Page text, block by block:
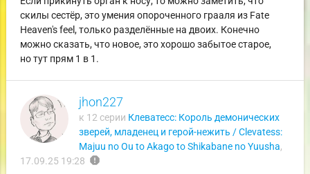
скилы сестёр, это умения опороченного грааля из Fate
Heaven's feel, только разделённые на двоих. Конечно
можно сказать, что новое, это хорошо забытое старое,
но тут прям 1 в 1.
jhon227
к 12 серии Клеватесс: Король демонических
зверей, младенец и герой-нежить / Clevatess:
Majuu no Ou to Akago to Shikabane no Yuusha,
17.09.25 19:28 report